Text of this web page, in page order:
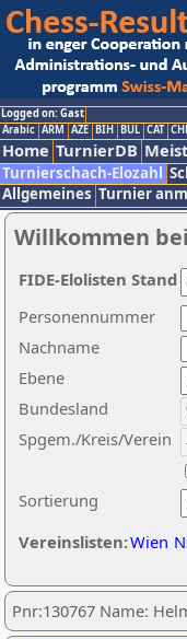
Logged on: Gast
Arabic ARM AZE BIH BUL CAT
Home TurnierDB
Turnierschach-Elozahl
Allgemeines Turnier
Willkommen
Nachname
Ebene
Sortierung
Personennummer
Bundesland
Spgem./Kreis/Verein
Vereinslisten:Wien
FIDE-Elolisten Stand
Pnr:130767 Name: